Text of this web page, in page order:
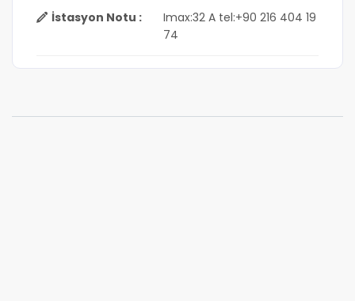
İstasyon Notu :
Imax:32 A tel:+90 216 404 19
74